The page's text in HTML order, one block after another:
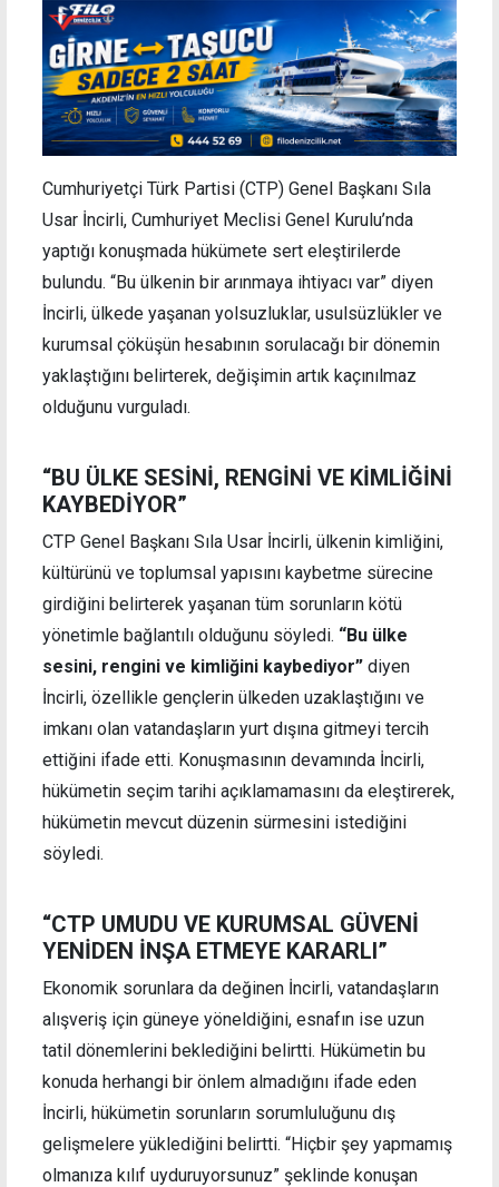
Cumhuriyetçi Türk Partisi (CTP) Genel Başkanı Sıla
Usar İncirli, Cumhuriyet Meclisi Genel Kurulu’nda
yaptığı konuşmada hükümete sert eleştirilerde
bulundu. “Bu ülkenin bir arınmaya ihtiyacı var” diyen
İncirli, ülkede yaşanan yolsuzluklar, usulsüzlükler ve
kurumsal çöküşün hesabının sorulacağı bir dönemin
yaklaştığını belirterek, değişimin artık kaçınılmaz
olduğunu vurguladı.
“BU ÜLKE SESİNİ, RENGİNİ VE KİMLİĞİNİ
KAYBEDİYOR”
CTP Genel Başkanı Sıla Usar İncirli, ülkenin kimliğini,
kültürünü ve toplumsal yapısını kaybetme sürecine
girdiğini belirterek yaşanan tüm sorunların kötü
yönetimle bağlantılı olduğunu söyledi. “Bu ülke
sesini, rengini ve kimliğini kaybediyor” diyen
İncirli, özellikle gençlerin ülkeden uzaklaştığını ve
imkanı olan vatandaşların yurt dışına gitmeyi tercih
ettiğini ifade etti. Konuşmasının devamında İncirli,
hükümetin seçim tarihi açıklamamasını da eleştirerek,
hükümetin mevcut düzenin sürmesini istediğini
söyledi.
“CTP UMUDU VE KURUMSAL GÜVENİ
YENİDEN İNŞA ETMEYE KARARLI”
Ekonomik sorunlara da değinen İncirli, vatandaşların
alışveriş için güneye yöneldiğini, esnafın ise uzun
tatil dönemlerini beklediğini belirtti. Hükümetin bu
konuda herhangi bir önlem almadığını ifade eden
İncirli, hükümetin sorunların sorumluluğunu dış
gelişmelere yüklediğini belirtti. “Hiçbir şey yapmamış
olmanıza kılıf uyduruyorsunuz” şeklinde konuşan